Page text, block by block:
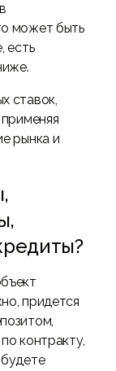
может быть
есть
ставок,
рынка и
придется
контракту,